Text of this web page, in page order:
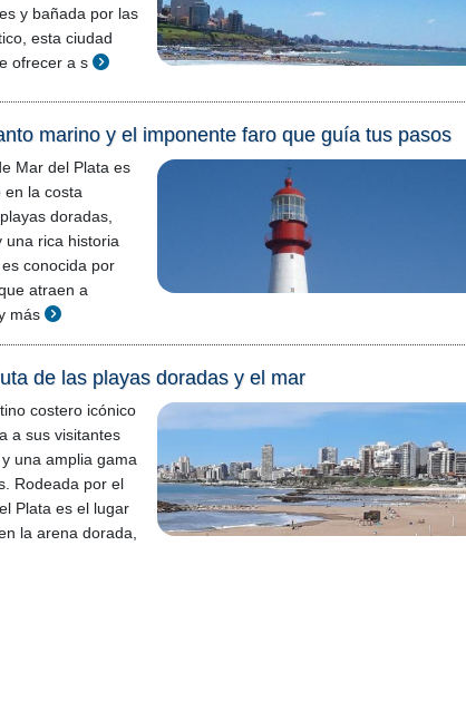
y bañada por las
esta ciudad
ofrecer a s
marino y el imponente faro que guía tus pasos
Mar del Plata es
en la costa
doradas,
una rica historia
conocida por
atraen a
más
de las playas doradas y el mar
costero icónico
a sus visitantes
una amplia gama
Rodeada por el
Plata es el lugar
la arena dorada,